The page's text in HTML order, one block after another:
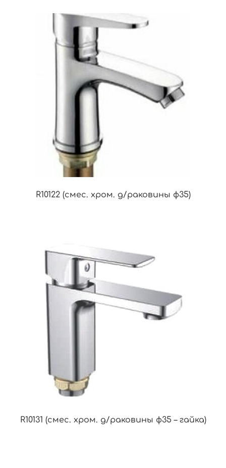
R10122 (смес. хром. д/раковины ф35)
R10131 (смес. хром. д/раковины ф35 – гайка)